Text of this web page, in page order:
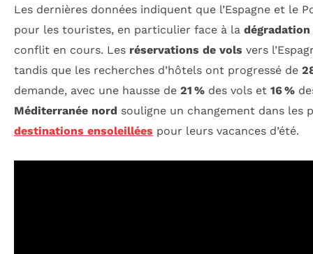
Les dernières données indiquent que l’Espagne et le
pour les touristes, en particulier face à la
conflit en cours. Les réservations de vols vers
tandis que les recherches d’hôtels ont progressé de
demande, avec une hausse de 21 % des vols et 16 %
Méditerranée nord souligne un changement dans les
destinations ensoleillées pour leurs vacances d’été.